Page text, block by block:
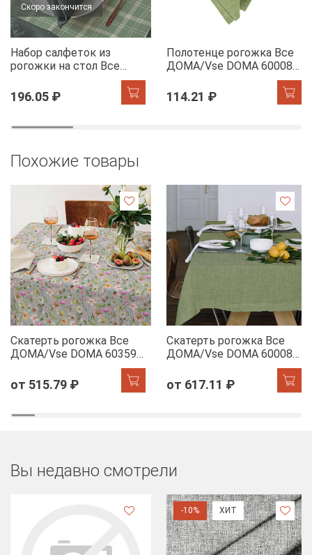
Скоро закончится
Набор салфеток из
рогожки на стол Все
ДОМА/Vse DOMA 60165-
1 Камилла
196.05 ₽
Полотенце рогожка Все
ДОМА/Vse DOMA 60008-
114.21 ₽
Похожие товары
Скатерть рогожка Все
ДОМА/Vse DOMA 60359-
от 515.79 ₽
Скатерть рогожка Все
ДОМА/Vse DOMA 60008-
от 617.11 ₽
Вы недавно смотрели
-10% ХИТ